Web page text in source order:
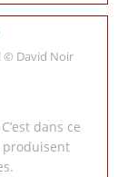
© David Noir
dans ce
produisent